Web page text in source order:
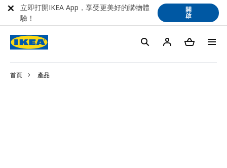
首頁 產品
立即打開IKEA App，享受更美好的購物體
驗！
開
啟